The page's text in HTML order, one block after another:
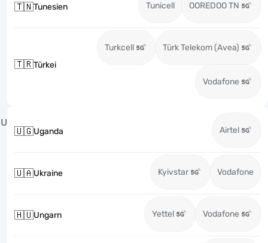
🇹🇳Tunesien Tunicell OOREDOO TN
🇹🇷Türkei
Turkcell Türk Telekom (Avea)
Vodafone
U
🇺🇬Uganda Airtel
🇺🇦Ukraine Kyivstar Vodafone
🇭🇺Ungarn Yettel Vodafone